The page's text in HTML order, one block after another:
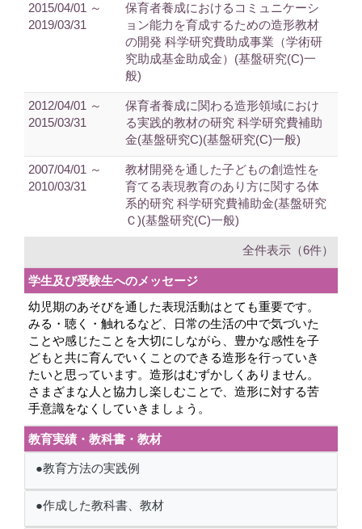
2015/04/01 ～
2019/03/31
保育者養成におけるコミュニケーシ
ョン能力を育成するための造形教材
の開発 科学研究費助成事業（学術研
究助成基金助成金）(基盤研究(C)一
般)
2012/04/01 ～
2015/03/31
保育者養成に関わる造形領域におけ
る実践的教材の研究 科学研究費補助
金(基盤研究C)(基盤研究(C)一般)
2007/04/01 ～
2010/03/31
教材開発を通した子どもの創造性を
育てる表現教育のあり方に関する体
系的研究 科学研究費補助金(基盤研究
Ｃ)(基盤研究(C)一般)
全件表示（6件）
学生及び受験生へのメッセージ
幼児期のあそびを通した表現活動はとても重要です。
みる・聴く・触れるなど、日常の生活の中で気づいた
ことや感じたことを大切にしながら、豊かな感性を子
どもと共に育んでいくことのできる造形を行っていき
たいと思っています。造形はむずかしくありません。
さまざまな人と協力し楽しむことで、造形に対する苦
手意識をなくしていきましょう。
教育実績・教科書・教材
●教育方法の実践例
●作成した教科書、教材